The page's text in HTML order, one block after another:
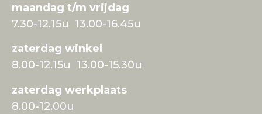
maandag t/m vrijdag
7.30-12.15u 13.00-16.45u
zaterdag winkel
8.00-12.15u 13.00-15.30u
zaterdag werkplaats
8.00-12.00u